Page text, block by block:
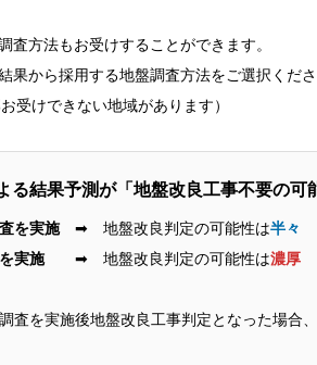
査方法もお受けすることができます。
果から採用する地盤調査方法をご選択くだ
受けできない地域があります）
る結果予測が「地盤改良工事不要の可
を実施➡ 地盤改良判定の可能性は半々
実施➡ 地盤改良判定の可能性は濃厚
査を実施後地盤改良工事判定となった場合